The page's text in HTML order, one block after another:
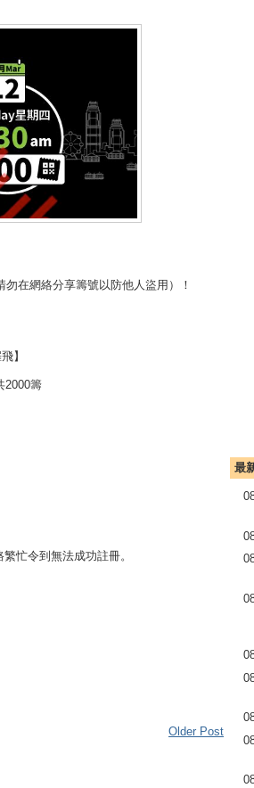
最
在網絡分享籌號以防他人盜用）！
】
2000籌
忙令到無法成功註冊。
Older Post